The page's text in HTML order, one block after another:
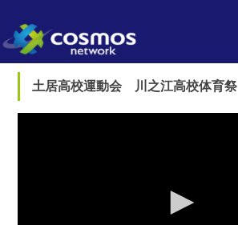
土居高校運動会 川之江高校体育祭